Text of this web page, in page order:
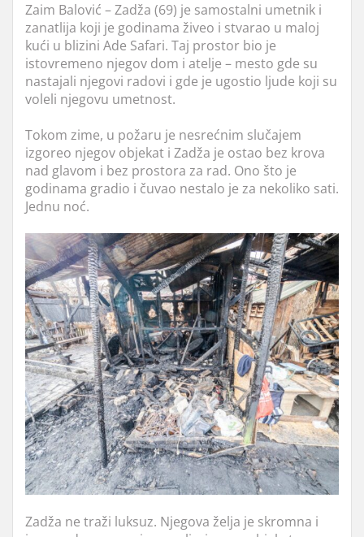
Zaim Balović – Zadža (69) je samostalni umetnik i
zanatlija koji je godinama živeo i stvarao u maloj
kući u blizini Ade Safari. Taj prostor bio je
istovremeno njegov dom i atelje – mesto gde su
nastajali njegovi radovi i gde je ugostio ljude koji su
voleli njegovu umetnost.
Tokom zime, u požaru je nesrećnim slučajem
izgoreo njegov objekat i Zadža je ostao bez krova
nad glavom i bez prostora za rad. Ono što je
godinama gradio i čuvao nestalo je za nekoliko sati.
Jednu noć.
Zadža ne traži luksuz. Njegova želja je skromna i